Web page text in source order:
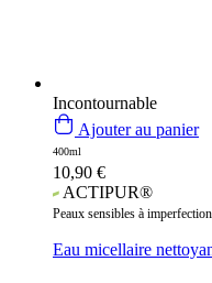
Incontournable
Ajouter au panier
400ml
10,90 €
ACTIPUR®
Peaux sensibles à
Eau micellaire